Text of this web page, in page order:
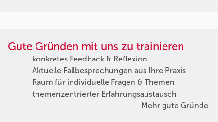
Gute Gründen mit uns zu trainieren
konkretes Feedback & Reflexion
Aktuelle Fallbesprechungen aus Ihre Praxis
Raum für individuelle Fragen & Themen
themenzentrierter Erfahrungsaustausch
Mehr gute Gründe